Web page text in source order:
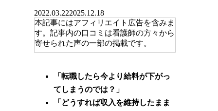
2022.03.222025.12.18
本記事にはアフィリエイト広告を含みま
す。記事内の口コミは看護師の方々から
寄せられた声の一部の掲載です。
「転職したら今より給料が下がっ
てしまうのでは？」
「どうすれば収入を維持したまま